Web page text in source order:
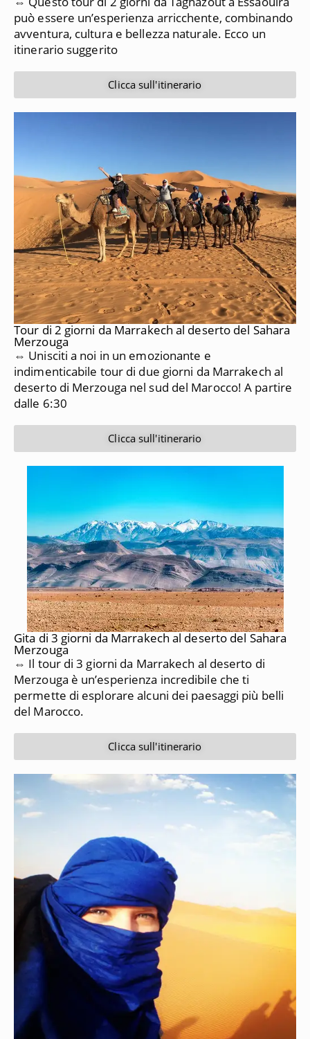
può essere un’esperienza arricchente, combinando
avventura, cultura e bellezza naturale. Ecco un
itinerario suggerito
Clicca sull'itinerario
Tour di 2 giorni da Marrakech al deserto del Sahara
Merzouga
⇔ Unisciti a noi in un emozionante e
indimenticabile tour di due giorni da Marrakech al
deserto di Merzouga nel sud del Marocco! A partire
dalle 6:30
Clicca sull'itinerario
Gita di 3 giorni da Marrakech al deserto del Sahara
Merzouga
⇔ Il tour di 3 giorni da Marrakech al deserto di
Merzouga è un’esperienza incredibile che ti
permette di esplorare alcuni dei paesaggi più belli
del Marocco.
Clicca sull'itinerario